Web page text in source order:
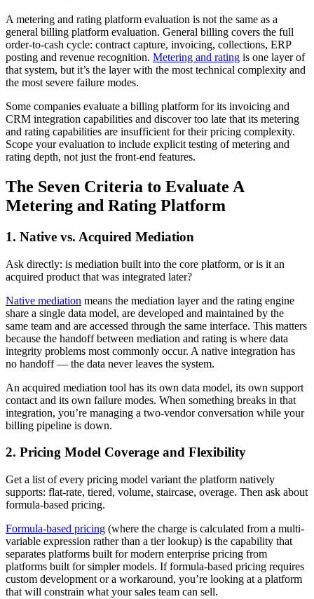
A metering and rating platform evaluation is not the same as a
general billing platform evaluation. General billing covers the full
order-to-cash cycle: contract capture, invoicing, collections, ERP
posting and revenue recognition. Metering and rating is one layer of
that system, but it’s the layer with the most technical complexity and
the most severe failure modes.
Some companies evaluate a billing platform for its invoicing and
CRM integration capabilities and discover too late that its metering
and rating capabilities are insufficient for their pricing complexity.
Scope your evaluation to include explicit testing of metering and
rating depth, not just the front-end features.
The Seven Criteria to Evaluate A
Metering and Rating Platform
1. Native vs. Acquired Mediation
Ask directly: is mediation built into the core platform, or is it an
acquired product that was integrated later?
Native mediation means the mediation layer and the rating engine
share a single data model, are developed and maintained by the
same team and are accessed through the same interface. This matters
because the handoff between mediation and rating is where data
integrity problems most commonly occur. A native integration has
no handoff — the data never leaves the system.
An acquired mediation tool has its own data model, its own support
contact and its own failure modes. When something breaks in that
integration, you’re managing a two-vendor conversation while your
billing pipeline is down.
2. Pricing Model Coverage and Flexibility
Get a list of every pricing model variant the platform natively
supports: flat-rate, tiered, volume, staircase, overage. Then ask about
formula-based pricing.
Formula-based pricing (where the charge is calculated from a multi-
variable expression rather than a tier lookup) is the capability that
separates platforms built for modern enterprise pricing from
platforms built for simpler models. If formula-based pricing requires
custom development or a workaround, you’re looking at a platform
that will constrain what your sales team can sell.